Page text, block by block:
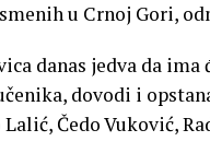
u Crnoj Gori,
danas jedva da ima
dovodi i
Čedo Vuković,